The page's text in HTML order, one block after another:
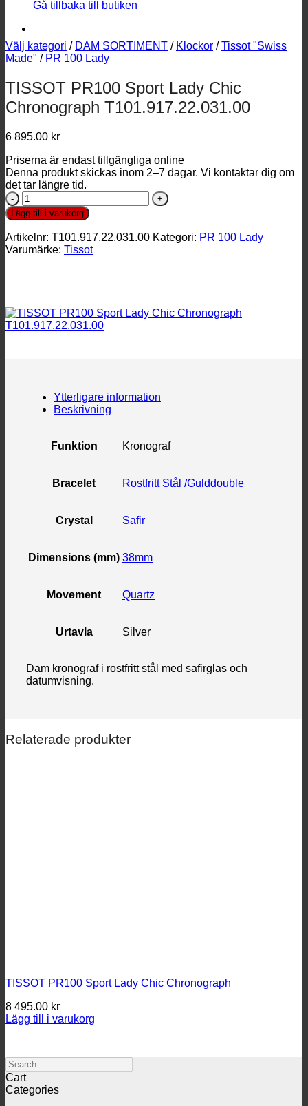
Gå tillbaka till butiken
Välj kategori / DAM SORTIMENT / Klockor / Tissot "Swiss
Made" / PR 100 Lady
TISSOT PR100 Sport Lady Chic
Chronograph T101.917.22.031.00
6 895.00 kr
Priserna är endast tillgängliga online
Denna produkt skickas inom 2–7 dagar. Vi kontaktar dig om
det tar längre tid.
TISSOT
PR100
Sport
Lady
Chic
Chronograph
Lägg till i varukorg
Artikelnr: T101.917.22.031.00 Kategori: PR 100 Lady
Varumärke: Tissot
Ytterligare information
Beskrivning
Funktion Kronograf
Bracelet Rostfritt Stål /Gulddouble
Crystal Safir
Dimensions (mm) 38mm
Movement Quartz
Urtavla Silver
Dam kronograf i rostfritt stål med safirglas och
datumvisning.
Relaterade produkter
TISSOT PR100 Sport Lady Chic Chronograph
8 495.00 kr
Lägg till i varukorg
Search
Cart
Categories